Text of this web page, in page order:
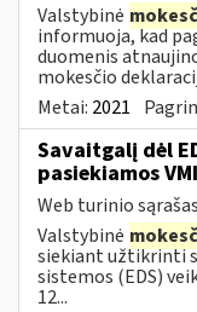
Valstybinė
informuoja, kad
duomenis
mokesčio
Metai: 2021
Savaitgalį dėl
pasiekiamos
Web turinio sąrašas
Valstybinė
siekiant užtikrinti
sistemos (EDS)
12...